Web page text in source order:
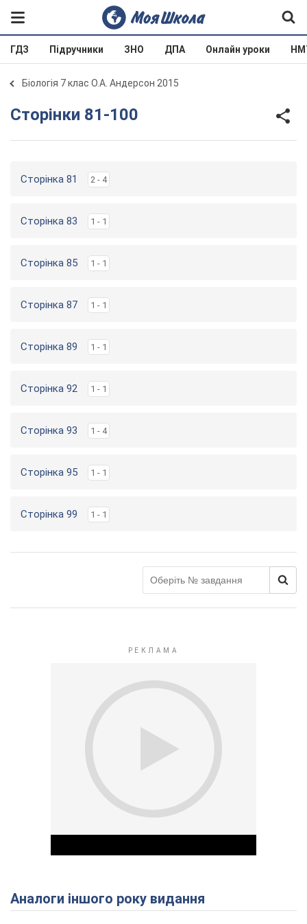
ГДЗ Підручники ЗНО ДПА Онлайн уроки
Біологія 7 клас О.А. Андерсон 2015
Сторінки 81-100
Сторінка 81 2 - 4
Сторінка 83 1 - 1
Сторінка 85 1 - 1
Сторінка 87 1 - 1
Сторінка 89 1 - 1
Сторінка 92 1 - 1
Сторінка 93 1 - 4
Сторінка 95 1 - 1
Сторінка 99 1 - 1
Аналоги іншого року видання